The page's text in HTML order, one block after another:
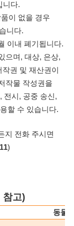
니다.
이 없을 경우
니다.
이내 폐기됩니다.
으며, 대상, 은상,
권 및 재산권이
작물 작성권을
전시, 공중 송신,
할 수 있습니다.
지 전화 주시면
)
참고)
동물